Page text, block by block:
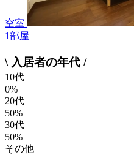
空室
1部屋
\ 入居者の年代 /
10代
0%
20代
50%
30代
50%
その他